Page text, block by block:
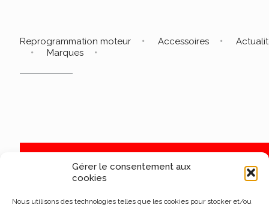
Gérer le consentement aux
cookies
Nous utilisons des technologies telles que les cookies pour stocker et/ou
Reprogrammation moteur Accessoires
Marques